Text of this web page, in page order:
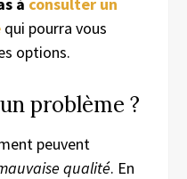
qui pourra vous
options.
problème ?
peuvent
qualité. En